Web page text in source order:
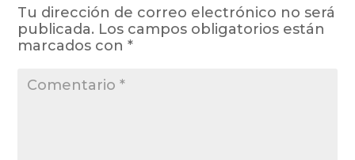
Tu dirección de correo electrónico no será
publicada. Los campos obligatorios están
marcados con*